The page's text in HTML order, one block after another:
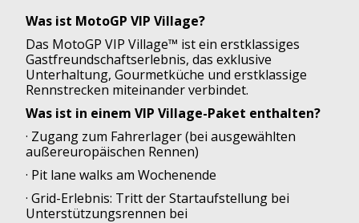
Was ist MotoGP VIP Village?
Das MotoGP VIP Village™ ist ein erstklassiges
Gastfreundschaftserlebnis, das exklusive
Unterhaltung, Gourmetküche und erstklassige
Rennstrecken miteinander verbindet.
Was ist in einem VIP Village-Paket enthalten?
· Zugang zum Fahrerlager (bei ausgewählten
außereuropäischen Rennen)
· Pit lane walks am Wochenende
· Grid-Erlebnis: Tritt der Startaufstellung bei
Unterstützungsrennen bei